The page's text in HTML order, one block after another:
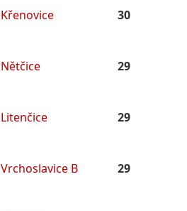
Křenovice 30
Nětčice 29
Litenčice 29
Vrchoslavice B 29